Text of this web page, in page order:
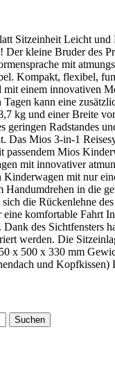
Sitzeinheit Leicht
Der kleine Bruder des
mit
Kompakt, flexibel,
einem innovativen
kann eine
kg und einer Breite
geringen Radstandes
Das Mios 3-in-1
Mios
mit innovativer
mit nur
Handumdrehen in die
die Rückenlehne
eine komfortable Fahrt
des
werden. Die
x 500 x 330 mm
und Kopfkissen)
Suchen